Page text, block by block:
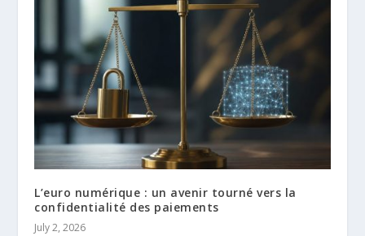
L’euro numérique : un avenir tourné vers la
confidentialité des paiements
July 2, 2026